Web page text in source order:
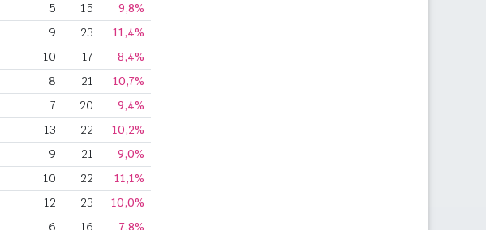
5 15
9,8%
9 23
11,4%
10 17
8,4%
8 21
10,7%
7 20
9,4%
13 22
10,2%
9 21
9,0%
10 22
11,1%
12 23
10,0%
6 16
7,8%